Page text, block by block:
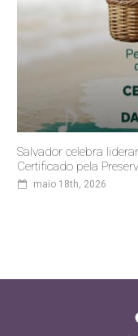
Salvador celebra
Certificado pela
maio 18th, 2026